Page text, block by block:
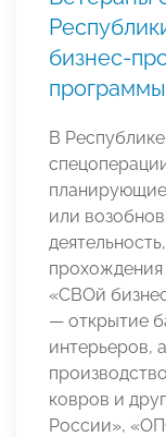
бизнес-
В
или
«СВОй
— открытие
интерьеров,
ковров и
России»,